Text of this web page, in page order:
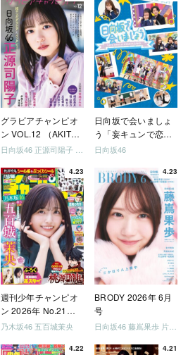
グラビアチャンピオ
ン VOL.12 （AKITA
DXシリーズ）
日向坂で会いましょ
う「妄キュンで恋し
ちゃいましょう」
めましょう」「ご褒
美でロケしましょ
う」「フレンドリー
になりましょう」
「笑って卒業を祝い
ましょう」 [Blu-ray]
日向坂46
4.23
週刊少年チャンピオ
ン 2026年 No.21・
22 合併号
乃木坂46 五百城茉央
4.23
BRODY 2026年 6月
号
日向坂46 藤嶌果歩 片山紗希 松尾桜 金村美玖 髙橋未来虹
4.22 4.21